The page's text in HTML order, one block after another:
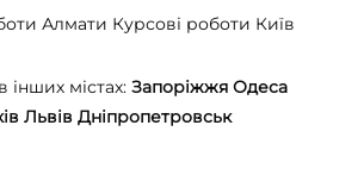
Алмати Курсові роботи Київ
інших містах: Запоріжжя Одеса
Львів Дніпропетровськ